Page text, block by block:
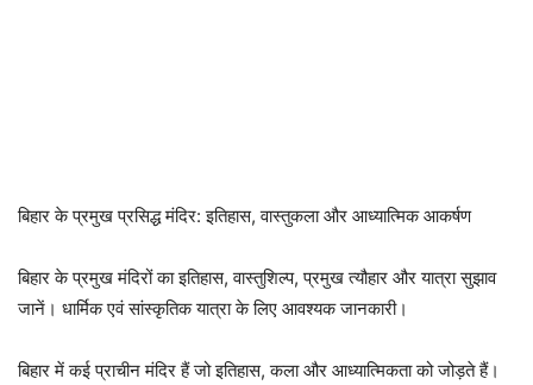
बिहार के प्रमुख प्रसिद्ध मंदिर: इतिहास, वास्तुकला और आध्यात्मिक आकर्षण
बिहार के प्रमुख मंदिरों का इतिहास, वास्तुशिल्प, प्रमुख त्यौहार और यात्रा सुझाव
जानें। धार्मिक एवं सांस्कृतिक यात्रा के लिए आवश्यक जानकारी।
बिहार में कई प्राचीन मंदिर हैं जो इतिहास, कला और आध्यात्मिकता को जोड़ते हैं।